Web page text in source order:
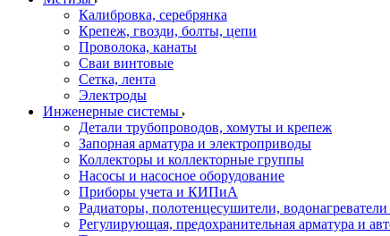
Калибровка, серебрянка
Крепеж, гвозди, болты, цепи
Проволока, канаты
Сваи винтовые
Сетка, лента
Электроды
Инженерные системы
Детали трубопроводов, хомуты и крепеж
Запорная арматура и электроприводы
Коллекторы и коллекторные группы
Насосы и насосное оборудование
Приборы учета и КИПиА
Радиаторы, полотенцесушители,
Регулирующая, предохранительная арматура и